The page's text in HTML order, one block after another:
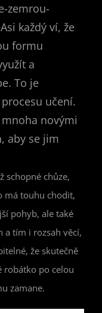
zemrou-
každý ví, že
formu
a
To je
učení.
novými
aby se jim
schopné chůze,
má touhu chodit,
pohyb, ale také
a tím i rozsah věcí,
že skutečně
robátko po celou
zamane.